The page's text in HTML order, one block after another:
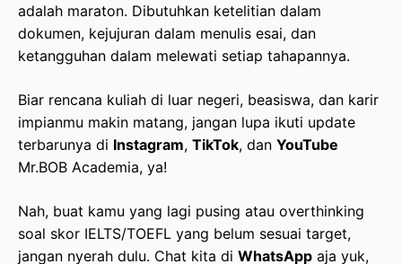
adalah maraton. Dibutuhkan ketelitian dalam
dokumen, kejujuran dalam menulis esai, dan
ketangguhan dalam melewati setiap tahapannya.
Biar rencana kuliah di luar negeri, beasiswa, dan karir
impianmu makin matang, jangan lupa ikuti update
terbarunya di Instagram, TikTok, dan YouTube
Mr.BOB Academia, ya!
Nah, buat kamu yang lagi pusing atau overthinking
soal skor IELTS/TOEFL yang belum sesuai target,
jangan nyerah dulu. Chat kita di WhatsApp aja yuk,